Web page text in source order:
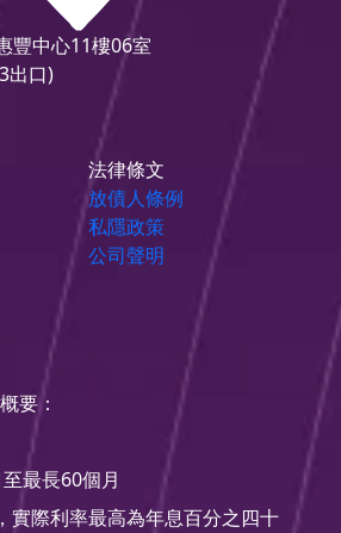
豐中心11樓06室
出口)
法律條文
放債人條例
私隱政策
公司聲明
要：
最長60個月
實際利率最高為年息百分之四十